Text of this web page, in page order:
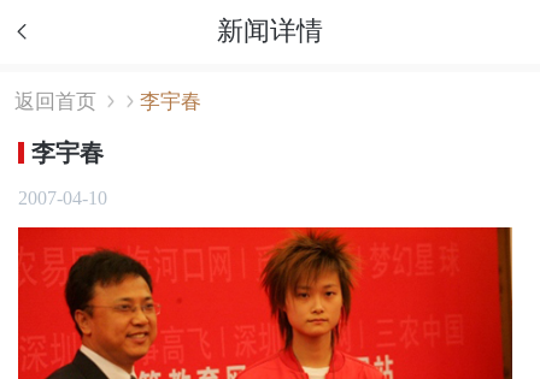
新闻详情
返回首页 李宇春
李宇春
2007-04-10